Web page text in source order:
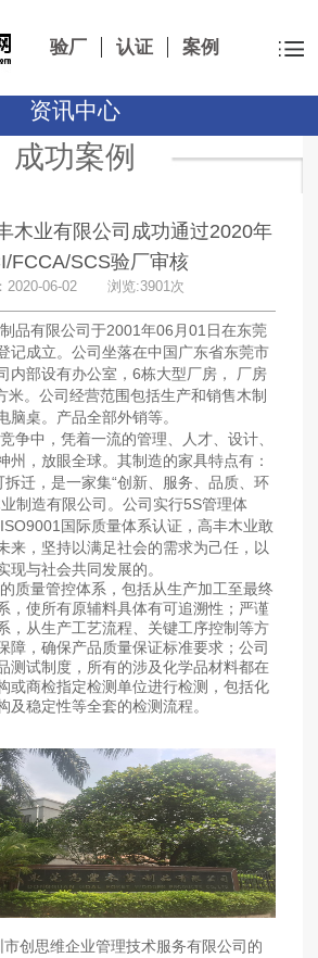
验厂 认证 案例
资讯中心
成功案例
木业有限公司成功通过2020年
FCCA/SCS验厂审核
2020-06-02 浏览:3901次
有限公司于2001年06月01日在东莞
记成立。公司坐落在中国广东省东莞市
内部设有办公室，6栋大型厂房， 厂房
米。公司经营范围包括生产和销售木制
脑桌。产品全部外销等。
中，凭着一流的管理、人才、设计、
州，放眼全球。其制造的家具特点有：
迁，是一家集“创新、服务、品质、环
制造有限公司。公司实行5S管理体
国际质量体系认证，高丰木业敢
来，坚持以满足社会的需求为己任，以
现与社会共同发展的。
量管控体系，包括从生产加工至最终
，使所有原辅料具体有可追溯性；严谨
，从生产工艺流程、关键工序控制等方
障，确保产品质量保证标准要求；公司
测试制度，所有的涉及化学品材料都在
或商检指定检测单位进行检测，包括化
及稳定性等全套的检测流程。
思维企业管理技术服务有限公司的